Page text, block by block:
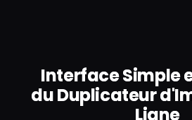
Interface Simple
du Duplicateur
Ligne